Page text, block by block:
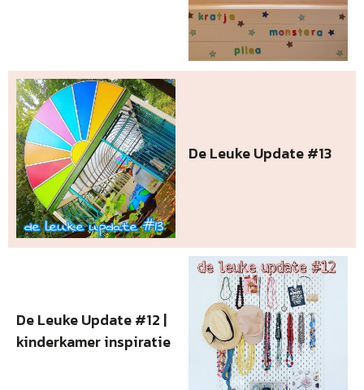
De Leuke Update #13
De Leuke Update #12 |
kinderkamer inspiratie